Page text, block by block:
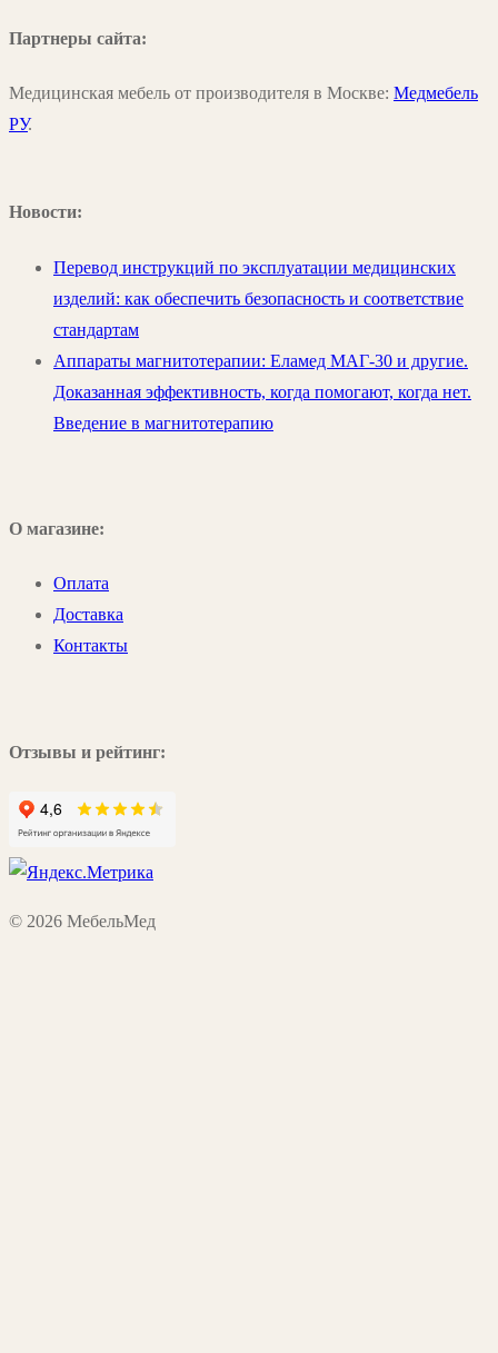
Партнеры сайта:
Медицинская мебель от производителя в Москве: Медмебель
РУ.
Новости:
Перевод инструкций по эксплуатации медицинских
изделий: как обеспечить безопасность и соответствие
стандартам
Аппараты магнитотерапии: Еламед МАГ-30 и другие.
Доказанная эффективность, когда помогают, когда нет.
Введение в магнитотерапию
О магазине:
Оплата
Доставка
Контакты
Отзывы и рейтинг:
© 2026 МебельМед